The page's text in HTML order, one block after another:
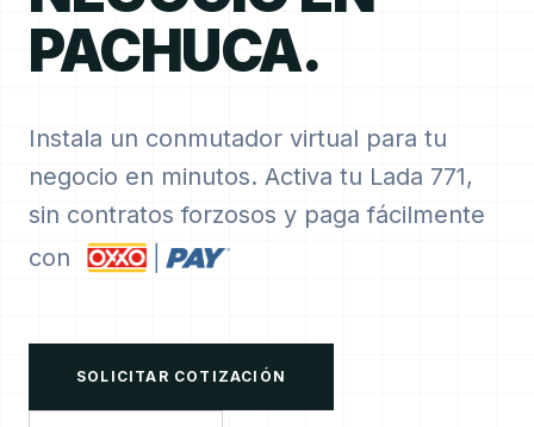
PACHUCA.
Instala un conmutador virtual para tu
negocio en minutos. Activa tu Lada 771,
sin contratos forzosos y paga fácilmente
con
SOLICITAR COTIZACIÓN